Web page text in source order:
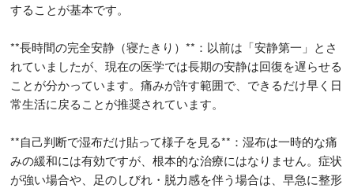
することが基本です。
**長時間の完全安静（寝たきり）**：以前は「安静第一」とさ
れていましたが、現在の医学では長期の安静は回復を遅らせる
ことが分かっています。痛みが許す範囲で、できるだけ早く日
常生活に戻ることが推奨されています。
**自己判断で湿布だけ貼って様子を見る**：湿布は一時的な痛
みの緩和には有効ですが、根本的な治療にはなりません。症状
が強い場合や、足のしびれ・脱力感を伴う場合は、早急に整形